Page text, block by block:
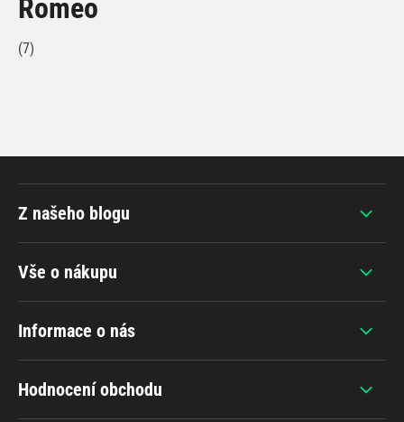
Romeo
(7)
Vše o nákupu
Informace o nás
Hodnocení obchodu
Z našeho blogu